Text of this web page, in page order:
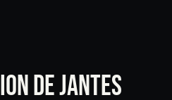
DE JANTES